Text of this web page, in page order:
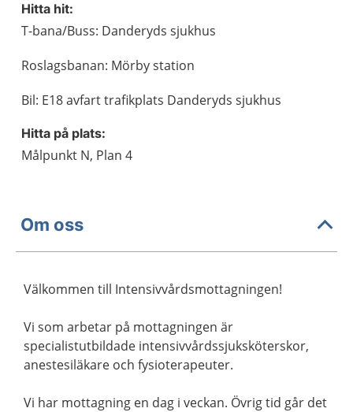
Hitta hit:
T-bana/Buss: Danderyds sjukhus
Roslagsbanan: Mörby station
Bil: E18 avfart trafikplats Danderyds sjukhus
Hitta på plats:
Målpunkt N, Plan 4
Om oss
Välkommen till Intensivvårdsmottagningen!
Vi som arbetar på mottagningen är
specialistutbildade intensivvårdssjuksköterskor,
anestesiläkare och fysioterapeuter.
Vi har mottagning en dag i veckan. Övrig tid går det